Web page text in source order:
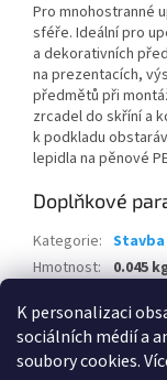
K personalizaci
sociálních médií a
soubory cookies.
Pro mnohostranné
sféře. Ideální pro
a dekorativních
na prezentacích,
předmětů při
zrcadel do skříní a
k podkladu
lepidla na pěnové
Doplňkové
Kategorie: Stavba
Hmotnost: 0.045